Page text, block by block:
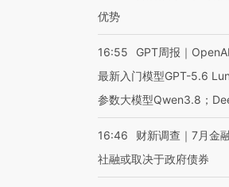
优势
16:55
GPT周报｜
最新入门模型GPT-5.6
参数大模型Qwen3.8；
16:46
财新调查｜7月金
社融或取决于政府债券